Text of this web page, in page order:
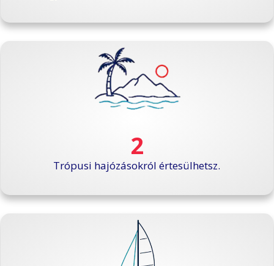
2
Trópusi hajózásokról értesülhetsz.